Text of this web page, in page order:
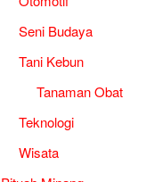
Seni Budaya
Tani Kebun
Tanaman Obat
Teknologi
Wisata